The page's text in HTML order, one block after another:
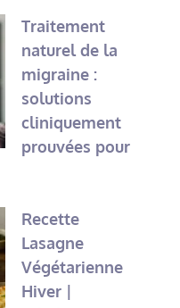
Traitement
naturel de la
migraine :
solutions
cliniquement
prouvées pour
Recette
Lasagne
Végétarienne
Hiver |